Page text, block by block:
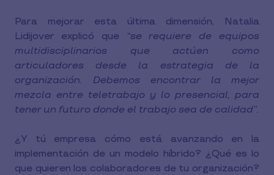
Para mejorar esta última dimensión, Natalia
Lidijover explicó que
“se requiere de equipos
multidisciplinarios que actúen como
articuladores desde la estrategia de la
organización. Debemos encontrar la mejor
mezcla entre teletrabajo y lo presencial, para
tener un futuro donde el trabajo sea de calidad”.
¿Y tú empresa cómo está avanzando en la
implementación de un modelo híbrido? ¿Qué es lo
que quieren los colaboradores de tu organización?